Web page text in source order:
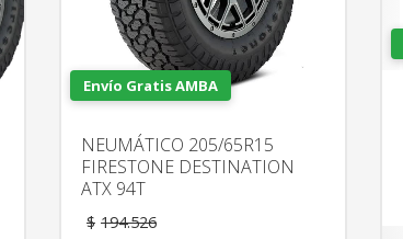
Envío Gratis AMBA
NEUMÁTICO 205/65R15
FIRESTONE DESTINATION
ATX 94T
$ 194.526